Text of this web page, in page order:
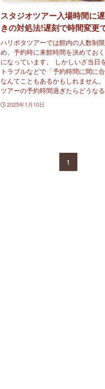
スタジオツアー入場時間に
きの対処法!遅刻で時間変更
ハリポタツアーでは館内の人数制
め、予約時に来館時間を決めてお
になっています。 しかしいざ当日
トラブルなどで「予約時間に間に合
なんてこともあるかもしれません
ツアーの予約時間過ぎたらどうな
2025年1月10日
1